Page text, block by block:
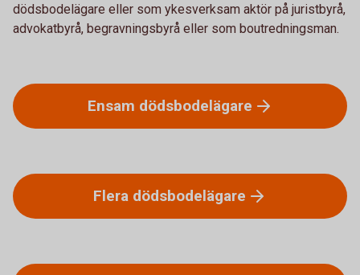
dödsbodelägare eller som ykesverksam aktör på juristbyrå,
advokatbyrå, begravningsbyrå eller som boutredningsman.
Ensam dödsbodelägare
Flera dödsbodelägare